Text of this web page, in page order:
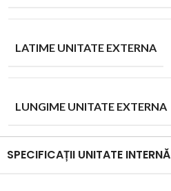
LATIME UNITATE EXTERNA
LUNGIME UNITATE EXTERNA
SPECIFICAȚII UNITATE INTERNĂ